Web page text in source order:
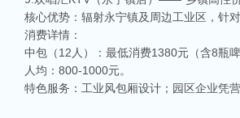
核心优势：辐射永宁镇及周边工业区，针
消费详情：
中包（12人）：最低消费1380元（含8瓶
人均：800-1000元。
特色服务：工业风包厢设计；园区企业凭